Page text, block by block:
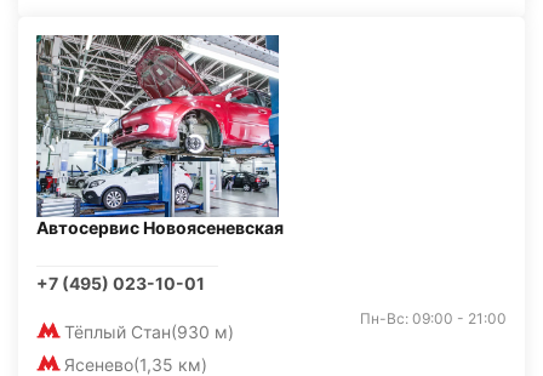
Автосервис Новоясеневская
+7 (495) 023-10-01
Тёплый Стан(930 м)
Ясенево(1,35 км)
Пн-Вс: 09:00 - 21:00